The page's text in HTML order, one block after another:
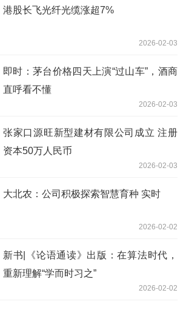
港股长飞光纤光缆涨超7%
2026-02-03
即时：茅台价格四天上演“过山车”，酒商
直呼看不懂
2026-02-03
张家口源旺新型建材有限公司成立 注册
资本50万人民币
2026-02-03
大北农：公司积极探索智慧育种 实时
2026-02-02
新书|《论语通读》出版：在算法时代，
重新理解“学而时习之”
2026-02-02